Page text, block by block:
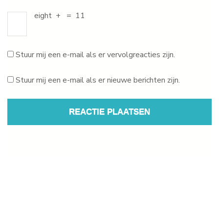
eight + = 11
Stuur mij een e-mail als er vervolgreacties zijn.
Stuur mij een e-mail als er nieuwe berichten zijn.